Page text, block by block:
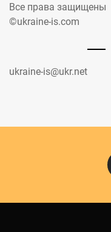
Все права защищены
©ukraine-is.com
ukraine-is@ukr.net